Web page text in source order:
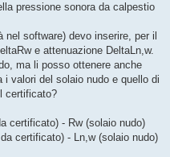
pressione sonora da calpestio
nel software) devo inserire, per il
e attenuazione DeltaLn,w.
ma li posso ottenere anche
valori del solaio nudo e quello di
certificato?
certificato) - Rw (solaio nudo)
certificato) - Ln,w (solaio nudo)